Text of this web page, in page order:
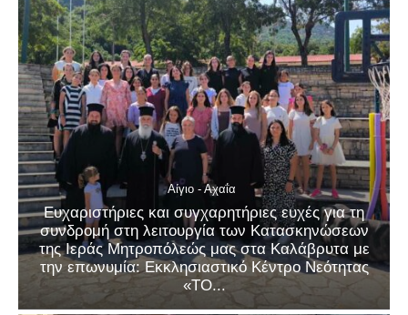
Αίγιο - Αχαΐα
Ευχαριστήριες και συγχαρητήριες ευχές για τη
συνδρομή στη λειτουργία των Κατασκηνώσεων
της Ιεράς Μητροπόλεώς μας στα Καλάβρυτα με
την επωνυμία: Εκκλησιαστικό Κέντρο Νεότητας
«ΤΟ...